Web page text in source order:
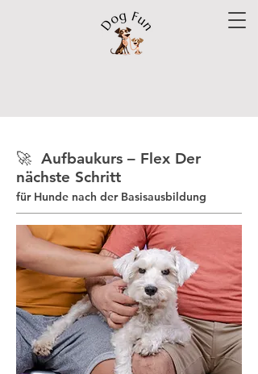
🚀 Aufbaukurs – Flex Der
nächste Schritt
für Hunde nach der Basisausbildung